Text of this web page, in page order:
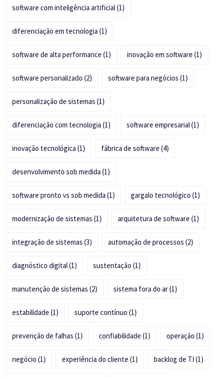
software com inteligência artificial(1)
diferenciação em tecnologia (1)
software de alta performance (1) inovação em software (1)
software personalizado (2) software para negócios (1)
personalização de sistemas (1)
diferenciação com tecnologia (1) software empresarial(1)
inovação tecnológica (1) fábrica de software (4)
desenvolvimento sob medida (1)
software pronto vs sob medida (1) gargalo tecnológico (1)
modernização de sistemas (1) arquitetura de software (1)
integração de sistemas (3) automação de processos (2)
diagnóstico digital(1) sustentação (1)
manutenção de sistemas (2) sistema fora do ar(1)
estabilidade (1) suporte contínuo (1)
prevenção de falhas (1) confiabilidade (1) operação (1)
negócio (1) experiência do cliente (1) backlog de TI (1)